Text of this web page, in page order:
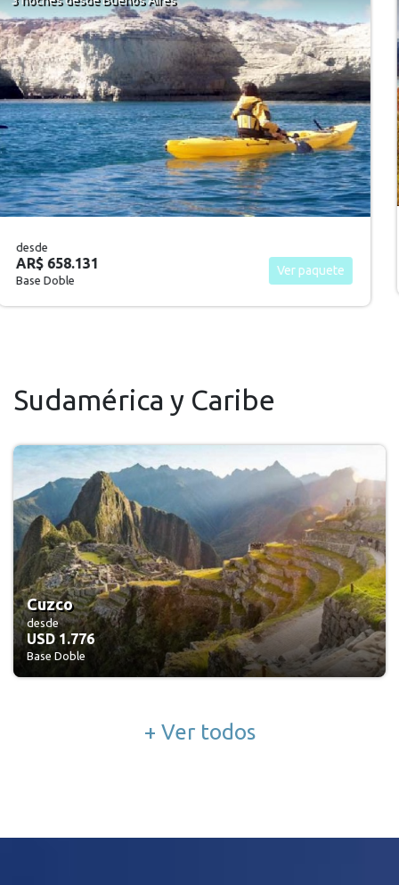
AR$ 348.110
Base Doble
Ver paquete
Sudamérica y Caribe
Cuzco
desde
USD 1.776
Base Doble
+ Ver todos